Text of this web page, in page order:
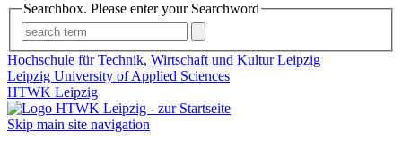
Searchbox. Please enter your Searchword
Hochschule für Technik, Wirtschaft und Kultur Leipzig
Leipzig University of Applied Sciences
HTWK Leipzig
Skip main site navigation